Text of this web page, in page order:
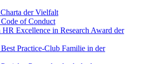
der Vielfalt
of Conduct
HR Excellence in Research Award der
Practice-Club Familie in der